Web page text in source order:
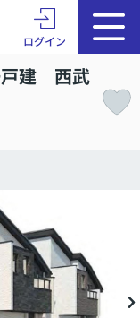
ログイン
戸建 西武